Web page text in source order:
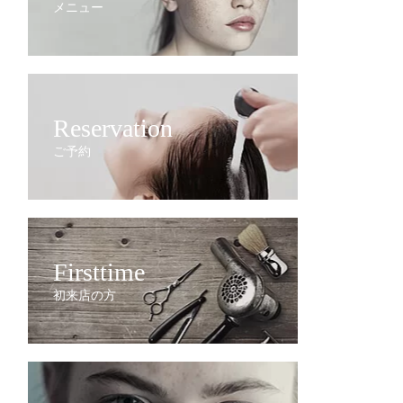
メニュー
Reservation
ご予約
Firsttime
初来店の方